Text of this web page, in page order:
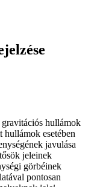
hullámok
hullámok esetében
javulása
jeleinek
görbéinek
pontosan